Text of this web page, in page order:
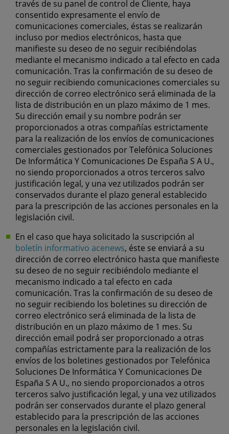
través de su panel de control de Cliente, haya
consentido expresamente el envío de
comunicaciones comerciales, éstas se realizarán
incluso por medios electrónicos, hasta que
manifieste su deseo de no seguir recibiéndolas
mediante el mecanismo indicado a tal efecto en cada
comunicación. Tras la confirmación de su deseo de
no seguir recibiendo comunicaciones comerciales su
dirección de correo electrónico será eliminada de la
lista de distribución en un plazo máximo de 1 mes.
Su dirección email y su nombre podrán ser
proporcionados a otras compañías estrictamente
para la realización de los envíos de comunicaciones
comerciales gestionados por Telefónica Soluciones
De Informática Y Comunicaciones De España S A U.,
no siendo proporcionados a otros terceros salvo
justificación legal, y una vez utilizados podrán ser
conservados durante el plazo general establecido
para la prescripción de las acciones personales en la
legislación civil.
En el caso que haya solicitado la suscripción al
boletín informativo acenews, éste se enviará a su
dirección de correo electrónico hasta que manifieste
su deseo de no seguir recibiéndolo mediante el
mecanismo indicado a tal efecto en cada
comunicación. Tras la confirmación de su deseo de
no seguir recibiendo los boletines su dirección de
correo electrónico será eliminada de la lista de
distribución en un plazo máximo de 1 mes. Su
dirección email podrá ser proporcionado a otras
compañías estrictamente para la realización de los
envíos de los boletines gestionados por Telefónica
Soluciones De Informática Y Comunicaciones De
España S A U., no siendo proporcionados a otros
terceros salvo justificación legal, y una vez utilizados
podrán ser conservados durante el plazo general
establecido para la prescripción de las acciones
personales en la legislación civil.